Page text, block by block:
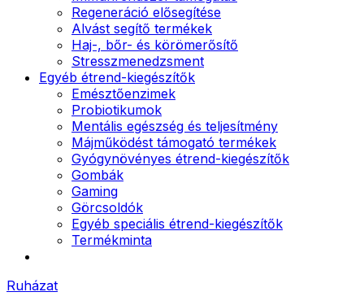
Regeneráció elősegítése
Alvást segítő termékek
Haj-, bőr- és körömerősítő
Stresszmenedzsment
Egyéb étrend-kiegészítők
Emésztőenzimek
Probiotikumok
Mentális egészség és teljesítmény
Májműködést támogató termékek
Gyógynövényes étrend-kiegészítők
Gombák
Gaming
Görcsoldók
Egyéb speciális étrend-kiegészítők
Termékminta
Ruházat